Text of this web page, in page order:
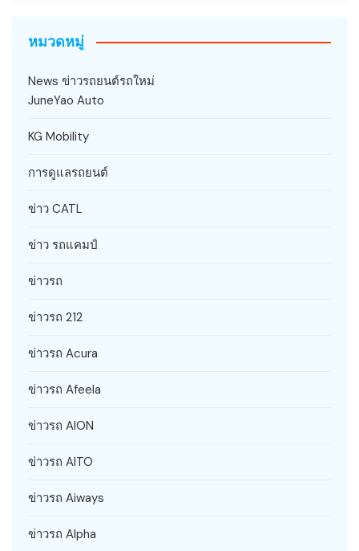
หมวดหมู่
News ข่าวรถยนต์รถใหม่
JuneYao Auto
KG Mobility
การดูแลรถยนต์
ข่าว CATL
ข่าว รถแคมป์
ข่าวรถ
ข่าวรถ 212
ข่าวรถ Acura
ข่าวรถ Afeela
ข่าวรถ AION
ข่าวรถ AITO
ข่าวรถ Aiways
ข่าวรถ Alpha